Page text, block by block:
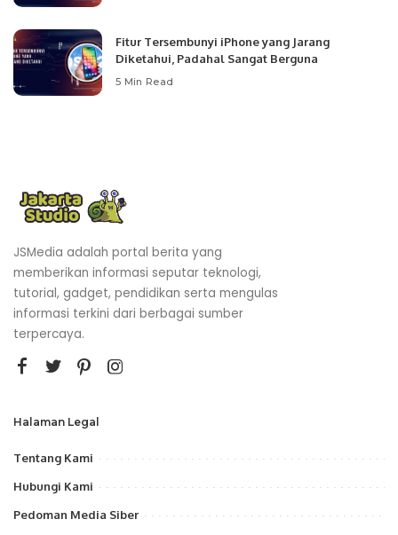
Fitur Tersembunyi iPhone yang Jarang
Diketahui, Padahal Sangat Berguna
5 Min Read
JSMedia adalah portal berita yang
memberikan informasi seputar teknologi,
tutorial, gadget, pendidikan serta mengulas
informasi terkini dari berbagai sumber
terpercaya.
Halaman Legal
Tentang Kami
Hubungi Kami
Pedoman Media Siber